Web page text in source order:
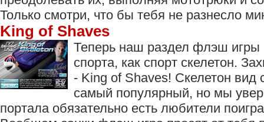
Только смотри, что бы тебя не разнесло
King of Shaves
Теперь наш раздел флэш игры
спорта, как спорт скелетон.
- King of Shaves! Скелетон вид
самый популярный, но мы
портала обязательно есть любители